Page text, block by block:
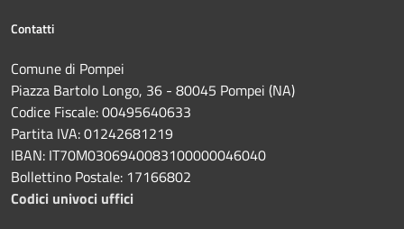
Contatti
Comune di Pompei
Piazza Bartolo Longo, 36 - 80045 Pompei (NA)
Codice Fiscale: 00495640633
Partita IVA: 01242681219
IBAN: IT70M0306940083100000046040
Bollettino Postale: 17166802
Codici univoci uffici